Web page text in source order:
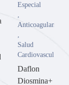
Especial
Anticoagulantes
Salud
Cardiovascular
Daflon
Diosmina+